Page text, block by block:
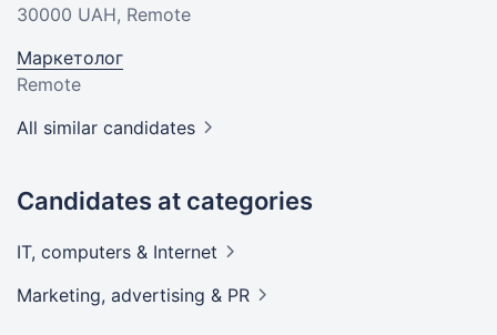
30000 UAH, Remote
Маркетолог
Remote
All similar candidates
Candidates at categories
IT, computers & Internet
Marketing, advertising & PR